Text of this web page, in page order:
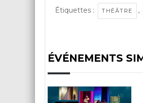
Étiquettes : THÉÂTRE ,
ÉVÉNEMENTS